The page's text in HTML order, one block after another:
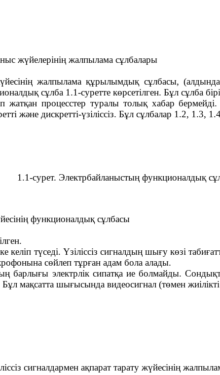
жүйелерінің жалпылама сұлбалары
жалпылама құрылымдық сұлбасы,
сұлба 1.1-суретте көрсетілген. Бұл сұлба
жатқан процесстер туралы толық хабар
және дискретті-үзіліссіз. Бұл сұлбалар 1.2, 1.3,
1.1-сурет. Электрбайланыстың функционалдық
функционалдық сұлбасы
келіп түседі. Үзіліссіз сигналдың шығу көзі
сөйлеп тұрған адам бола алады.
барлығы электрлік сипатқа ие болмайды.
Бұл мақсатта шығысында видеосигнал (төмен
сигналдармен ақпарат тарату жүйесінің